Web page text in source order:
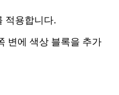
적용합니다.
변에 색상 블록을 추가